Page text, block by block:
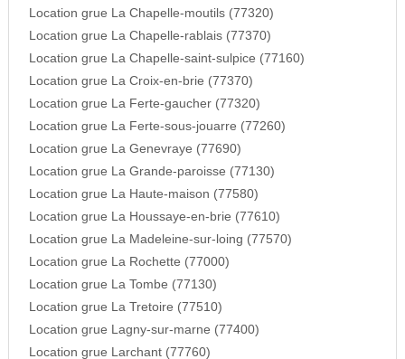
Location grue La Chapelle-moutils (77320)
Location grue La Chapelle-rablais (77370)
Location grue La Chapelle-saint-sulpice (77160)
Location grue La Croix-en-brie (77370)
Location grue La Ferte-gaucher (77320)
Location grue La Ferte-sous-jouarre (77260)
Location grue La Genevraye (77690)
Location grue La Grande-paroisse (77130)
Location grue La Haute-maison (77580)
Location grue La Houssaye-en-brie (77610)
Location grue La Madeleine-sur-loing (77570)
Location grue La Rochette (77000)
Location grue La Tombe (77130)
Location grue La Tretoire (77510)
Location grue Lagny-sur-marne (77400)
Location grue Larchant (77760)